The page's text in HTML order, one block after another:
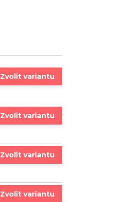
Zvolit variantu
Zvolit variantu
Zvolit variantu
Zvolit variantu